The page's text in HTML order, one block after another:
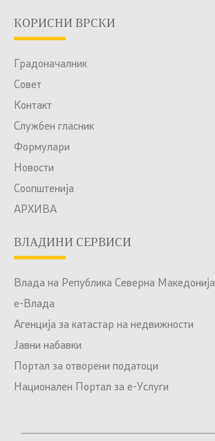
КОРИСНИ ВРСКИ
Градоначалник
Совет
Контакт
Службен гласник
Формулари
Новости
Соопштенија
АРХИВА
ВЛАДИНИ СЕРВИСИ
Влада на Република Северна Македонија
е-Влада
Агенција за катастар на недвижности
Јавни набавки
Портал за отворени податоци
Национален Портал за е-Услуги